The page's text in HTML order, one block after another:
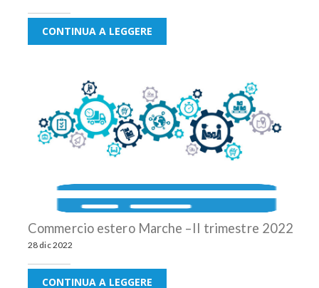
CONTINUA A LEGGERE
Commercio estero Marche –II trimestre 2022
28 dic 2022
CONTINUA A LEGGERE